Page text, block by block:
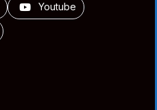
Youtube